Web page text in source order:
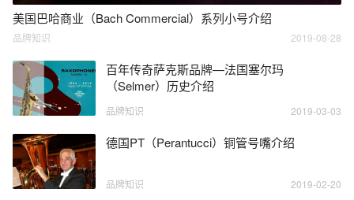
美国巴哈商业（Bach Commercial）系列小号介绍
品牌知识 2019-08-28
百年传奇萨克斯品牌—法国塞尔玛
（Selmer）历史介绍
品牌知识 2019-03-03
德国PT（Perantucci）铜管号嘴介绍
品牌知识 2019-02-20